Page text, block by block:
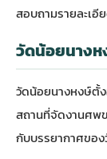
สอบถามรายละเอี
วัดน้อยนางห
วัดน้อยนางหงษ์ตั้
สถานที่จัดงานศพ
กับบรรยากาศขอ